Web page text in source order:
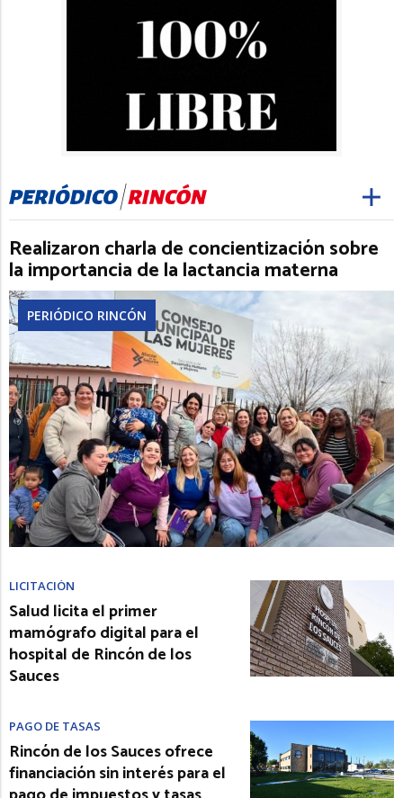
Realizaron charla de concientización sobre
la importancia de la lactancia materna
PERIÓDICO RINCÓN
LICITACIÓN
Salud licita el primer
mamógrafo digital para el
hospital de Rincón de los
Sauces
PAGO DE TASAS
Rincón de los Sauces ofrece
financiación sin interés para el